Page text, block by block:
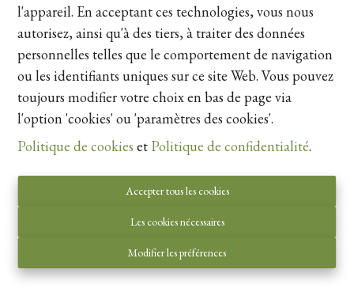
l'appareil. En acceptant ces technologies, vous nous
autorisez, ainsi qu'à des tiers, à traiter des données
personnelles telles que le comportement de navigation
ou les identifiants uniques sur ce site Web. Vous pouvez
toujours modifier votre choix en bas de page via
l'option 'cookies' ou 'paramètres des cookies'.
Politique de cookies et Politique de confidentialité.
Accepter tous les cookies
Les cookies nécessaires
Modifier les préférences
Partager
Vue de la carte